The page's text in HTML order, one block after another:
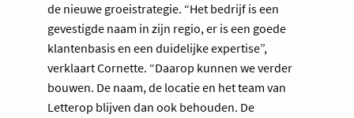
de nieuwe groeistrategie. “Het bedrijf is een
gevestigde naam in zijn regio, er is een goede
klantenbasis en een duidelijke expertise”,
verklaart Cornette. “Daarop kunnen we verder
bouwen. De naam, de locatie en het team van
Letterop blijven dan ook behouden. De